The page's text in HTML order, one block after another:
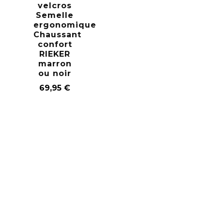
velcros
Semelle
ergonomique
Chaussant
confort
RIEKER
marron
ou noir
69,95€